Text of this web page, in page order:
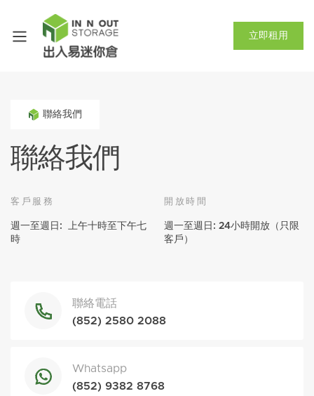
立即租用
聯絡我們
聯絡我們
客戶服務
週一至週日: 上午十時至下午七
時
開放時間
週一至週日: 24小時開放（只限
客戶）
聯絡電話
(852) 2580 2088
Whatsapp
(852) 9382 8768